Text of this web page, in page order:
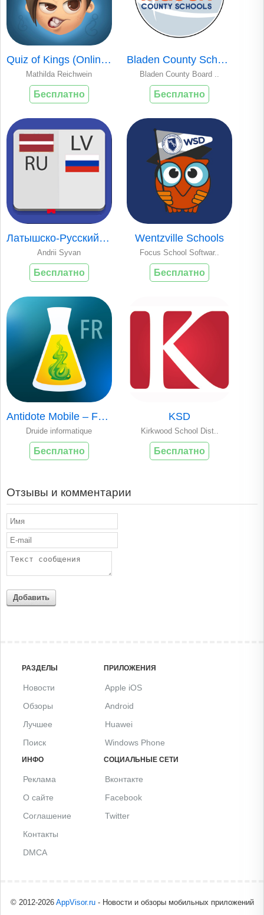
Quiz of Kings (Online Trivia)
Mathilda Reichwein
Бесплатно
Bladen County Schools
Bladen County Board ..
Бесплатно
Латышско-Русский Словарь.
Andrii Syvan
Бесплатно
Wentzville Schools
Focus School Softwar..
Бесплатно
Antidote Mobile – Français
Druide informatique
Бесплатно
KSD
Kirkwood School Dist..
Бесплатно
Отзывы и комментарии
Добавить
РАЗДЕЛЫ
Новости
Обзоры
Лучшее
Поиск
ПРИЛОЖЕНИЯ
Apple iOS
Android
Huawei
Windows Phone
ИНФО
Реклама
О сайте
Соглашение
Контакты
DMCA
СОЦИАЛЬНЫЕ СЕТИ
Вконтакте
Facebook
Twitter
© 2012-2026 AppVisor.ru- Новости и обзоры мобильных приложений